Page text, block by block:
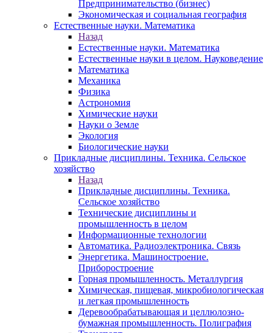
Предпринимательство (бизнес)
Экономическая и социальная география
Естественные науки. Математика
Назад
Естественные науки. Математика
Естественные науки в целом. Науковедение
Математика
Механика
Физика
Астрономия
Химические науки
Науки о Земле
Экология
Биологические науки
Прикладные дисциплины. Техника. Сельское
хозяйство
Назад
Прикладные дисциплины. Техника.
Сельское хозяйство
Технические дисциплины и
промышленность в целом
Информационные технологии
Автоматика. Радиоэлектроника. Связь
Энергетика. Машиностроение.
Приборостроение
Горная промышленность. Металлургия
Химическая, пищевая, микробиологическая
и легкая промышленность
Деревообрабатывающая и целлюлозно-
бумажная промышленность. Полиграфия